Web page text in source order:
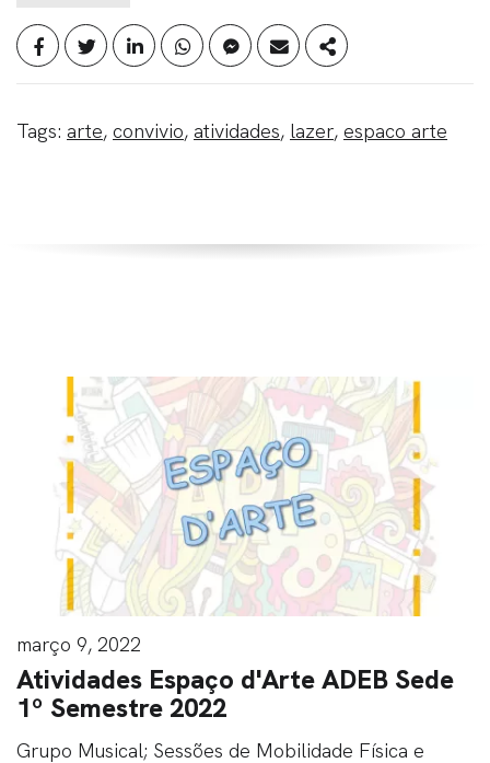
Tags: arte, convivio, atividades, lazer, espaco arte
Relacionados
março 9, 2022
Atividades Espaço d'Arte ADEB Sede
1º Semestre 2022
Grupo Musical; Sessões de Mobilidade Física e